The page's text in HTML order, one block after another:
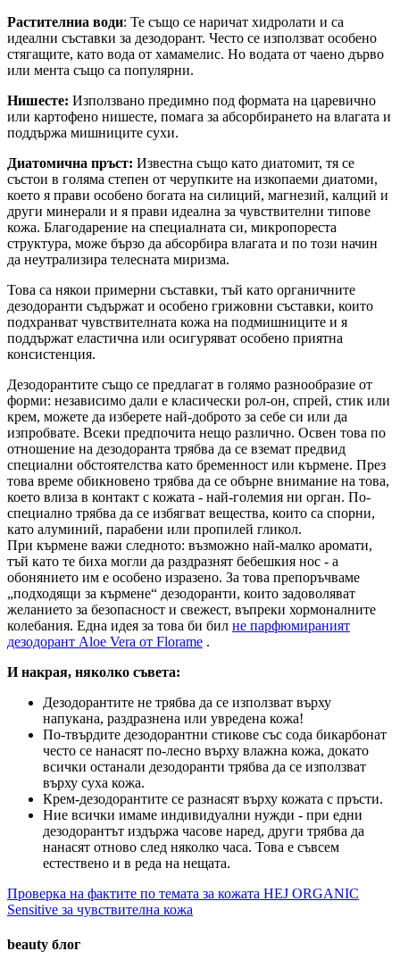
Растителниа води: Те също се наричат хидролати и са
идеални съставки за дезодорант. Често се използват особено
стягащите, като вода от хамамелис. Но водата от чаено дърво
или мента също са популярни.
Нишесте: Използвано предимно под формата на царевично
или картофено нишесте, помага за абсорбирането на влагата и
поддържа мишниците сухи.
Диатомична пръст: Известна също като диатомит, тя се
състои в голяма степен от черупките на изкопаеми диатоми,
което я прави особено богата на силиций, магнезий, калций и
други минерали и я прави идеална за чувствителни типове
кожа. Благодарение на специалната си, микропореста
структура, може бързо да абсорбира влагата и по този начин
да неутрализира телесната миризма.
Това са някои примерни съставки, тъй като органичните
дезодоранти съдържат и особено грижовни съставки, които
подхранват чувствителната кожа на подмишниците и я
поддържат еластична или осигуряват особено приятна
консистенция.
Дезодорантите също се предлагат в голямо разнообразие от
форми: независимо дали е класически рол-он, спрей, стик или
крем, можете да изберете най-доброто за себе си или да
изпробвате. Всеки предпочита нещо различно. Освен това по
отношение на дезодоранта трябва да се вземат предвид
специални обстоятелства като бременност или кърмене. През
това време обикновено трябва да се обърне внимание на това,
което влиза в контакт с кожата - най-големия ни орган. По-
специално трябва да се избягват вещества, които са спорни,
като алуминий, парабени или пропилей гликол.
При кърмене важи следното: възможно най-малко аромати,
тъй като те биха могли да раздразнят бебешкия нос - а
обонянието им е особено изразено. За това препоръчваме
„подходящи за кърмене“ дезодоранти, които задоволяват
желанието за безопасност и свежест, въпреки хормоналните
колебания. Една идея за това би бил не парфюмираният
дезодорант Aloe Vera от Florame .
И накрая, няколко съвета:
Дезодорантите не трябва да се използват върху
напукана, раздразнена или увредена кожа!
По-твърдите дезодорантни стикове със сода бикарбонат
често се нанасят по-лесно върху влажна кожа, докато
всички останали дезодоранти трябва да се използват
върху суха кожа.
Крем-дезодорантите се разнасят върху кожата с пръсти.
Ние всички имаме индивидуални нужди - при едни
дезодорантът издържа часове наред, други трябва да
нанасят отново след няколко часа. Това е съвсем
естествено и в реда на нещата.
Проверка на фактите по темата за кожата HEJ ORGANIC
Sensitive за чувствителна кожа
beauty блог